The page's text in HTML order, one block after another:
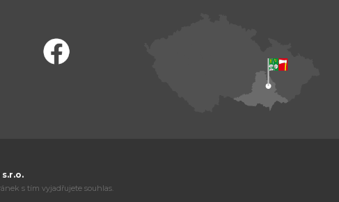
s tím vyjadřujete souhlas.